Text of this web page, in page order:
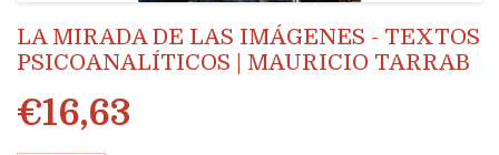
LA MIRADA DE LAS IMÁGENES - TEXTOS
PSICOANALÍTICOS | MAURICIO TARRAB
€16,63